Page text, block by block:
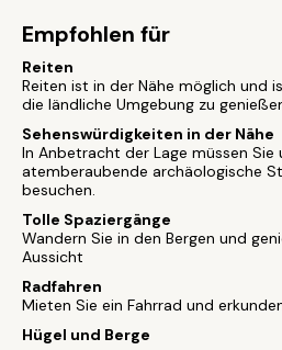
Empfohlen für
Reiten
Reiten ist in der Nähe möglich und
die ländliche Umgebung zu
Sehenswürdigkeiten in der Nähe
In Anbetracht der Lage müssen Sie
atemberaubende archäologische
besuchen.
Tolle Spaziergänge
Wandern Sie in den Bergen und
Aussicht
Radfahren
Mieten Sie ein Fahrrad und
Hügel und Berge